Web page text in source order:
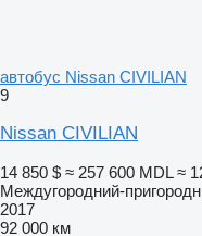
автобус Nissan CIVILIAN
9
Nissan CIVILIAN
14 850 $ ≈ 257 600 MDL ≈
Междугородний-
2017
92 000 км